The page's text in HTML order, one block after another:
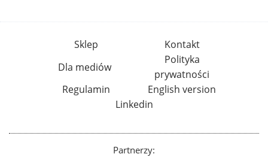
Sklep
Kontakt
Dla mediów
Polityka
prywatności
Regulamin
English version
Linkedin
Partnerzy: